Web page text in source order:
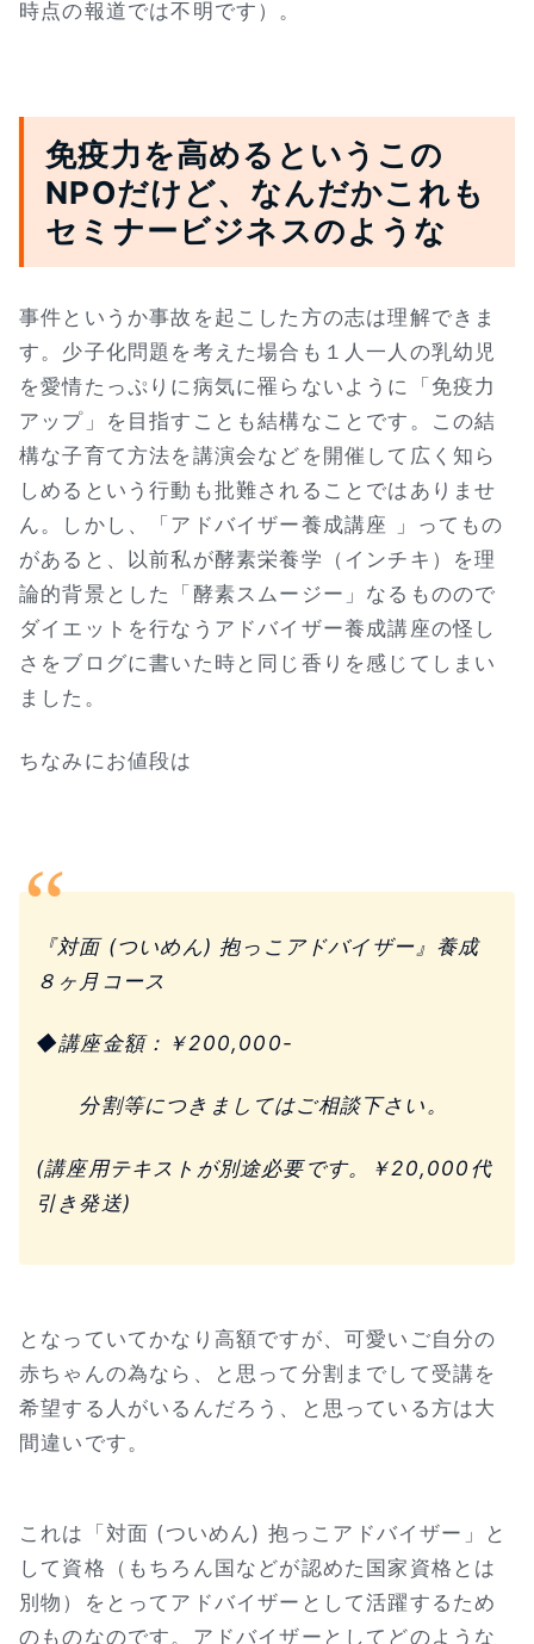
時点の報道では不明です）。
免疫力を高めるというこの
NPOだけど、なんだかこれも
セミナービジネスのような
事件というか事故を起こした方の志は理解できま
す。少子化問題を考えた場合も１人一人の乳幼児
を愛情たっぷりに病気に罹らないように「免疫力
アップ」を目指すことも結構なことです。この結
構な子育て方法を講演会などを開催して広く知ら
しめるという行動も批難されることではありませ
ん。しかし、「アドバイザー養成講座 」ってもの
があると、以前私が酵素栄養学（インチキ）を理
論的背景とした「酵素スムージー」なるものので
ダイエットを行なうアドバイザー養成講座の怪し
さをブログに書いた時と同じ香りを感じてしまい
ました。
ちなみにお値段は
『対面 (ついめん) 抱っこアドバイザー』養成
８ヶ月コース
◆講座金額：￥200,000-
分割等につきましてはご相談下さい。
(講座用テキストが別途必要です。￥20,000代
引き発送)
となっていてかなり高額ですが、可愛いご自分の
赤ちゃんの為なら、と思って分割までして受講を
希望する人がいるんだろう、と思っている方は大
間違いです。
これは「対面 (ついめん) 抱っこアドバイザー」と
して資格（もちろん国などが認めた国家資格とは
別物）をとってアドバイザーとして活躍するため
のものなのです。アドバイザーとしてどのような